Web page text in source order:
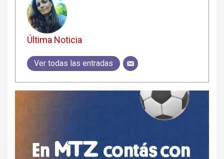
Última Noticia
Ver todas las entradas